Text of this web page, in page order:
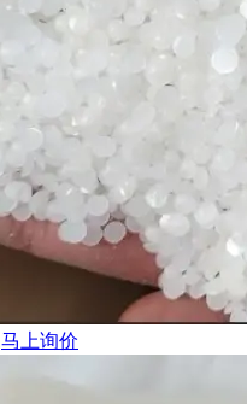
马上询价